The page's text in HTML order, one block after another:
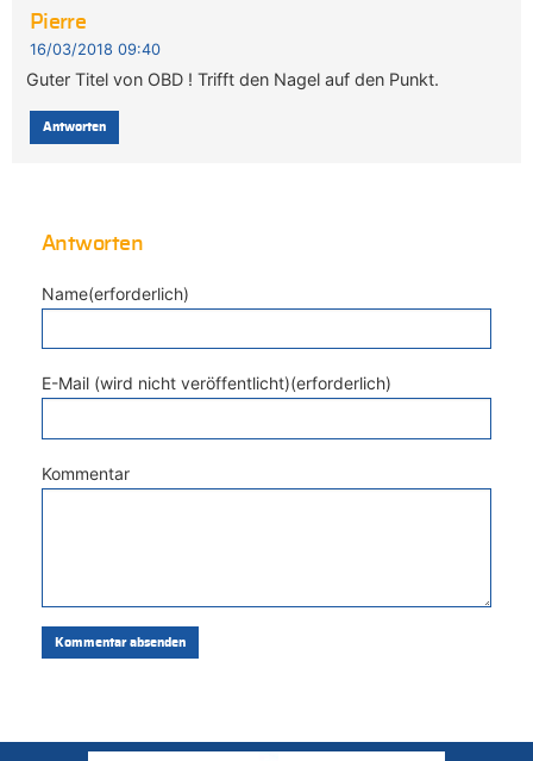
Pierre
16/03/2018 09:40
Guter Titel von OBD ! Trifft den Nagel auf den Punkt.
Antworten
Antworten
Name(erforderlich)
E-Mail (wird nicht veröffentlicht)(erforderlich)
Kommentar